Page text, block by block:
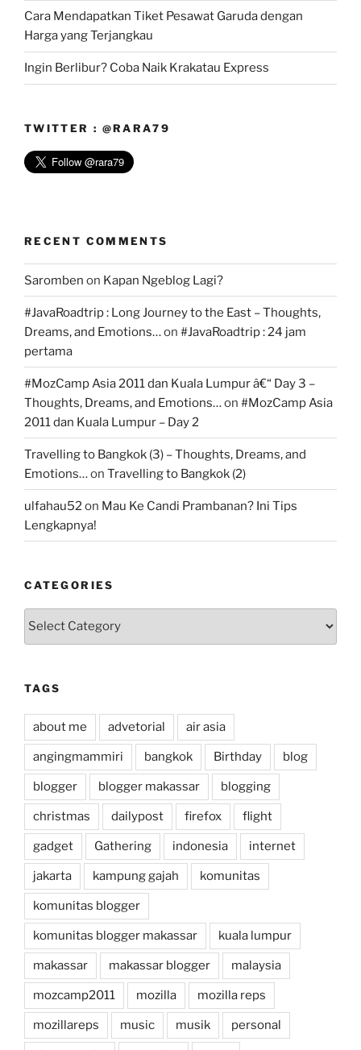
Cara Mendapatkan Tiket Pesawat Garuda dengan
Harga yang Terjangkau
Ingin Berlibur? Coba Naik Krakatau Express
TWITTER : @RARA79
RECENT COMMENTS
Saromben on Kapan Ngeblog Lagi?
#JavaRoadtrip : Long Journey to the East – Thoughts,
Dreams, and Emotions…on #JavaRoadtrip : 24 jam
pertama
#MozCamp Asia 2011 dan Kuala Lumpur â€“ Day 3 –
Thoughts, Dreams, and Emotions…on #MozCamp Asia
2011 dan Kuala Lumpur – Day 2
Travelling to Bangkok (3) – Thoughts, Dreams, and
Emotions…on Travelling to Bangkok (2)
ulfahau52on Mau Ke Candi Prambanan? Ini Tips
Lengkapnya!
CATEGORIES
Categories
TAGS
about me advetorial air asia
angingmammiri bangkok Birthday blog
blogger blogger makassar blogging
christmas dailypost firefox flight
gadget Gathering indonesia internet
jakarta kampung gajah komunitas
komunitas blogger
komunitas blogger makassar kuala lumpur
makassar makassar blogger malaysia
mozcamp2011 mozilla mozilla reps
mozillareps music musik personal